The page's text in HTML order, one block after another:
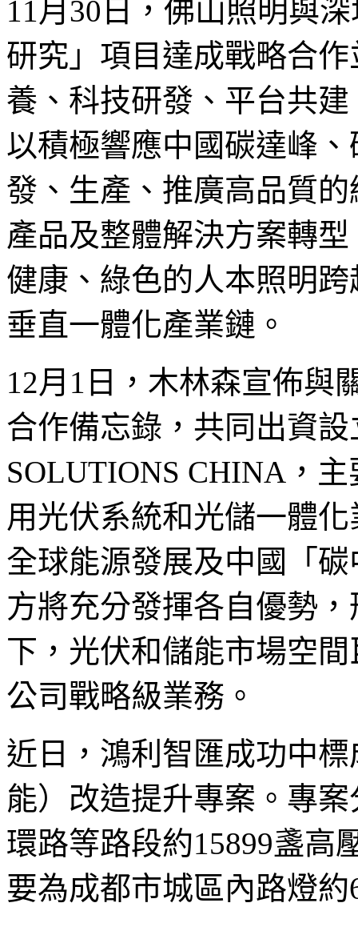
11月30日，佛山照明與
研究」項目達成戰略合
養、科技研發、平台共
以積極響應中國碳達峰
發、生產、推廣高品質
產品及整體解決方案轉
健康、綠色的人本照明
垂直一體化產業鏈。
12月1日，木林森宣佈與
合作備忘錄，共同出資
SOLUTIONS CHINA，
用光伏系統和光儲一體
全球能源發展及中國「
方將充分發揮各自優勢
下，光伏和儲能市場空
公司戰略級業務。
近日，鴻利智匯成功中
能）改造提升專案。專
環路等路段約15899盞高
要為成都市城區內路燈